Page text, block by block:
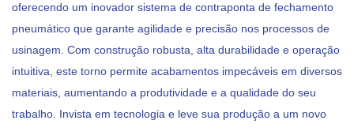
oferecendo um inovador sistema de contraponta de fechamento
pneumático que garante agilidade e precisão nos processos de
usinagem. Com construção robusta, alta durabilidade e operação
intuitiva, este torno permite acabamentos impecáveis em diversos
materiais, aumentando a produtividade e a qualidade do seu
trabalho. Invista em tecnologia e leve sua produção a um novo